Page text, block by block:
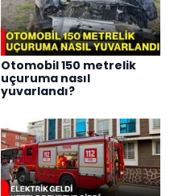
Otomobil 150 metrelik
uçuruma nasıl
yuvarlandı?